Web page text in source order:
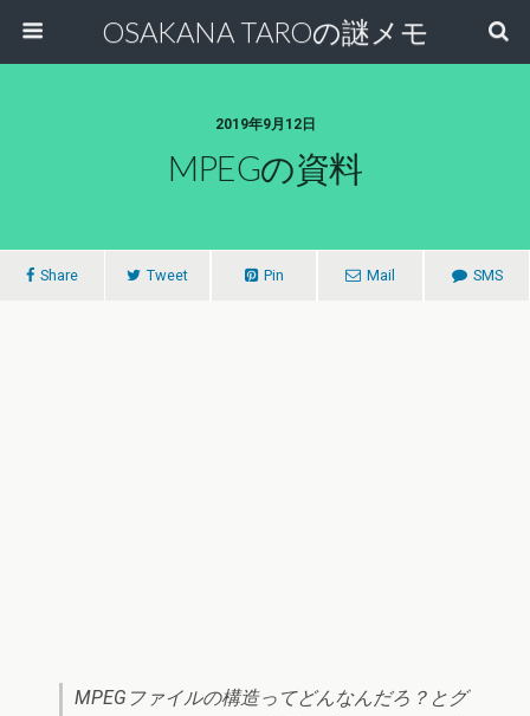
OSAKANA TAROの謎メモ
2019年9月12日
MPEGの資料
Share Tweet Pin Mail SMS
MPEGファイルの構造ってどんなんだろ？とグ